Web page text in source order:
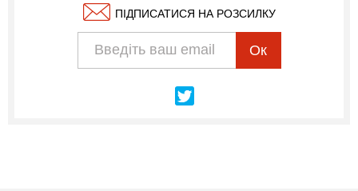
ПІДПИСАТИСЯ НА РОЗСИЛКУ
Ок